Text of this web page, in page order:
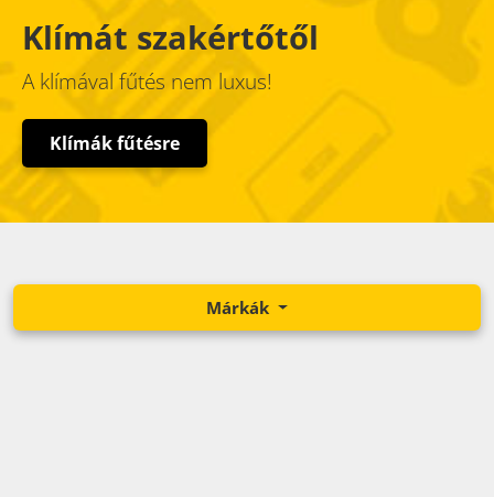
Klímát szakértőtől
A klímával fűtés nem luxus!
Klímák fűtésre
Márkák